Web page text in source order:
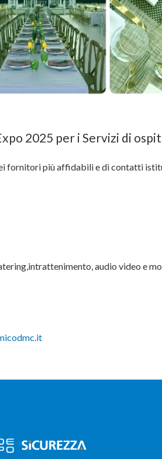
2025 per i Servizi di
fornitori più affidabili e di contatti
audio video e